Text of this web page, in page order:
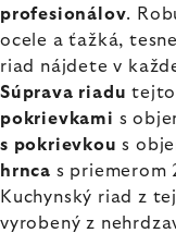
profesionálov.
ocele a ťažká,
riad nájdete v
Súprava riadutejto
pokrievkami s
s pokrievkou s
hrnca s priemerom
Kuchynský riad z
vyrobený z